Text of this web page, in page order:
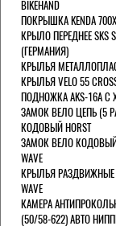
BIKEHAND
ПОКРЫШКА KENDA
КРЫЛО ПЕРЕДНЕЕ SKS
(ГЕРМАНИЯ)
КРЫЛЬЯ
КРЫЛЬЯ VELO 55
ПОДНОЖКА AKS-16A C
ЗАМОК ВЕЛО ЦЕПЬ (5
КОДОВЫЙ HORST
ЗАМОК ВЕЛО
WAVE
КРЫЛЬЯ РАЗДВИЖНЫЕ
WAVE
КАМЕРА
(50/58-622) АВТО